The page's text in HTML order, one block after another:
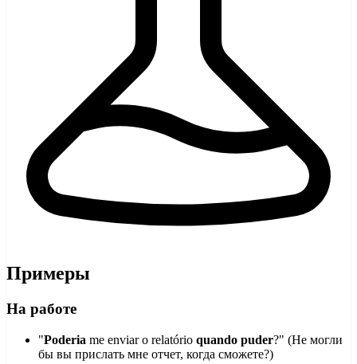
Примеры
На работе
"Poderia me enviar o relatório quando puder?" (Не могли
бы вы прислать мне отчет, когда сможете?)